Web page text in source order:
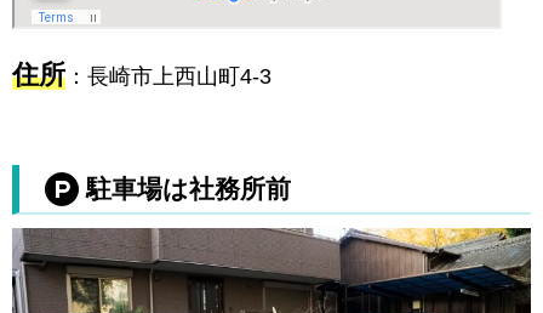
住所 ：長崎市上西山町4-3
駐車場は社務所前